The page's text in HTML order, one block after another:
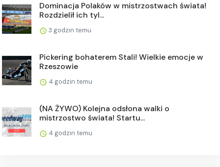
Dominacja Polaków w mistrzostwach świata!
Rozdzielił ich tyl...
3 godzin temu
Pickering bohaterem Stali! Wielkie emocje w
Rzeszowie
4 godzin temu
(NA ŻYWO) Kolejna odsłona walki o
mistrzostwo świata! Startu...
4 godzin temu